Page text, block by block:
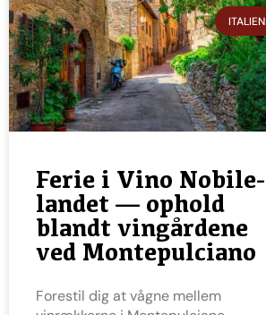
ITALIEN
Ferie i Vino Nobile-
landet — ophold
blandt vingårdene
ved Montepulciano
Forestil dig at vågne mellem